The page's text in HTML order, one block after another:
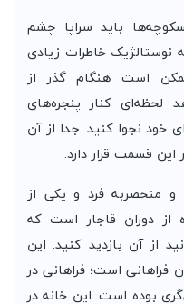
باید سراپا چشم
نوستالژیک خاطرات زیادی
است هنگام گذر از
لحظه‌ای کنار پنجره‌های
خود نجوا کنید. جدا از آن
قسمت قرار دارد.
و منحصربه فرد و یکی از
از دوران قاجار است که
از آن بازدید کنید. این
فراهانی است؛ فراهانی در
بوده است. این خانه در